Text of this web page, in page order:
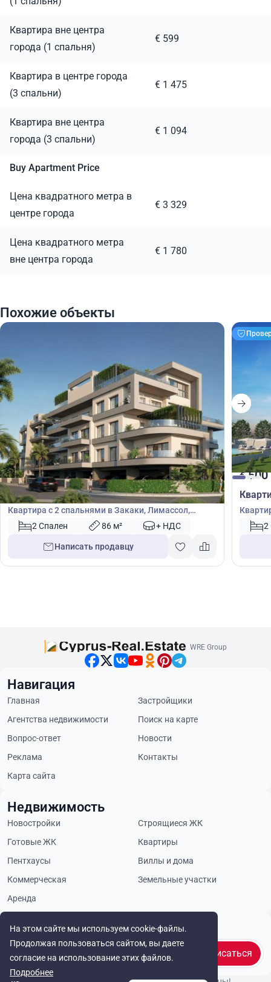
Квартира вне центра
города (1 спальня)
€ 599
Квартира в центре города
(3 спальни)
€ 1 475
Квартира вне центра
города (3 спальни)
€ 1 094
Buy Apartment Price
Цена квадратного метра в
центре города
€ 3 329
Цена квадратного метра
вне центра города
€ 1 780
Похожие объекты
€500 000
Квартира
Квартира с 2 спальнями в Закаки, Лимассол,
Лимасол, Кипр № 49958
2 Спален 86 м² + НДС
Написать продавцу
€500
Кипр2
На этом сайте мы используем cookie-файлы.
Продолжая пользоваться сайтом, вы даете
согласие на использование этих файлов.
Подробнее
WRE Group
Будьте в курсе
Подписаться
Навигация
Главная
Застройщики
Агентства недвижимости
Поиск на карте
Вопрос-ответ
Новости
Реклама
Контакты
Карта сайта
Недвижимость
Новостройки
Строящиеся ЖК
Готовые ЖК
Квартиры
Пентхаусы
Виллы и дома
Коммерческая
Земельные участки
Аренда